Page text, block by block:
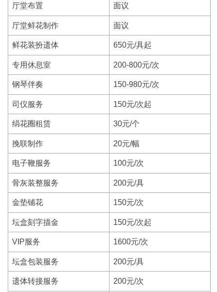
厅堂布置 面议
厅堂鲜花制作 面议
鲜花装扮遗体 650元/具起
专用休息室 200-800元/次
钢琴伴奏 150-980元/次
司仪服务 150元/次起
绢花圈租赁 30元/个
挽联制作 20元/幅
电子鞭服务 100元/次
骨灰装整服务 200元/具
金垫铺花 150元/次
坛盒刻字描金 150元/次起
VIP服务 1600元/次
坛盒包装服务 200元/具
遗体转接服务 200元/次